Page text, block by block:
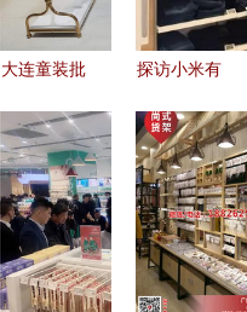
大连童装批
小猪品牌价
格参考表及
服装零售要
点
探访小米有
店 超600㎡
空间重构零
售逻辑，无
人化与品质
生活深度融